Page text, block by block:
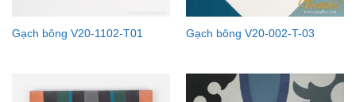
Gạch bông V20-1102-T01 Gạch bông V20-002-T-03